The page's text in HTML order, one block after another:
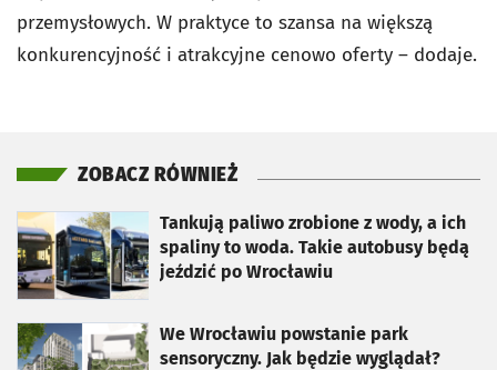
przemysłowych. W praktyce to szansa na większą
konkurencyjność i atrakcyjne cenowo oferty – dodaje.
ZOBACZ RÓWNIEŻ
Tankują paliwo zrobione z wody, a ich
spaliny to woda. Takie autobusy będą
jeździć po Wrocławiu
otworzy się w nowej karcie
We Wrocławiu powstanie park
sensoryczny. Jak będzie wyglądał?
otworzy się w nowej karcie